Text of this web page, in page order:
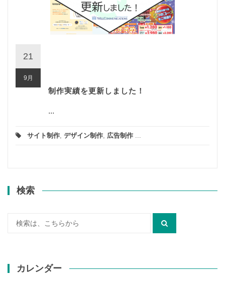
21
9月
制作実績を更新しました！
...
サイト制作, デザイン制作, 広告制作 ...
検索
カレンダー